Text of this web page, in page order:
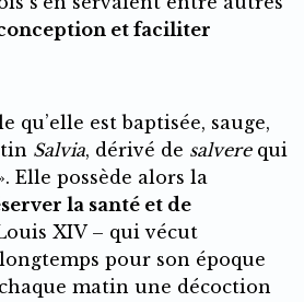
et faciliter
qu’elle est baptisée, sauge,
Salvia, dérivé de salverequi
Elle possède alors la
la santé et de
XIV – qui vécut
pour son époque
matin une décoction